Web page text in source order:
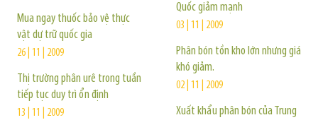
Mua ngay thuốc bảo vệ thực
vật dự trữ quốc gia
26 | 11 | 2009
Thị trường phân urê trong tuần
tiếp tục duy trì ổn định
13 | 11 | 2009
Quốc giảm mạnh
03 | 11 | 2009
Phân bón tồn kho lớn nhưng giá
khó giảm.
02 | 11 | 2009
Xuất khẩu phân bón của Trung